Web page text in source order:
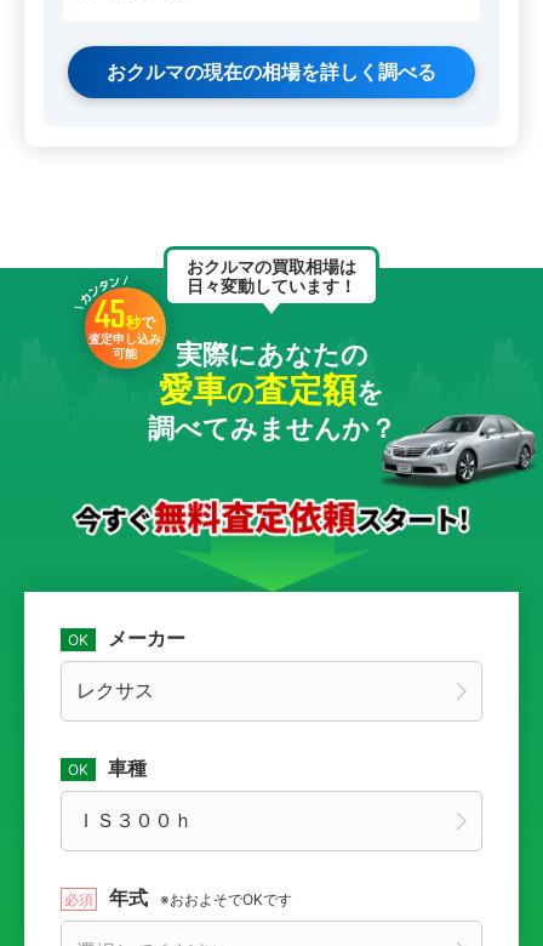
おクルマの現在の相場を詳しく調べる
おクルマの買取相場は
日々変動しています！
45秒で
査定申し込み
可能
実際にあなたの
愛車の査定額を
調べてみませんか？
メーカー
車種
年式 ※おおよそでOKです